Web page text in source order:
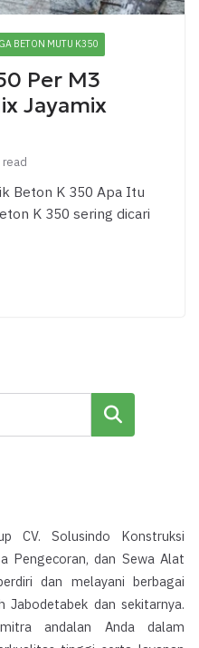
BETON MUTU K350
Per M3
Jayamix
Beton K 350 Apa Itu
K 350 sering dicari
Cari
CV. Solusindo Konstruksi
Pengecoran, dan Sewa Alat
dan melayani berbagai
Jabodetabek dan sekitarnya.
andalan Anda dalam